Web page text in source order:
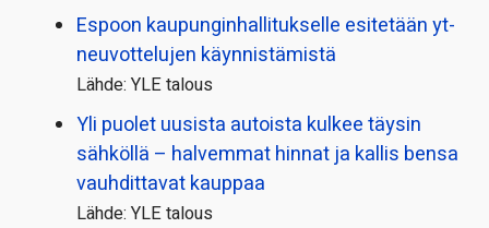
Espoon kaupungin­hallitukselle esitetään yt-
neuvottelujen käynnistämistä
Lähde: YLE talous
Yli puolet uusista autoista kulkee täysin
sähköllä – halvemmat hinnat ja kallis bensa
vauhdittavat kauppaa
Lähde: YLE talous